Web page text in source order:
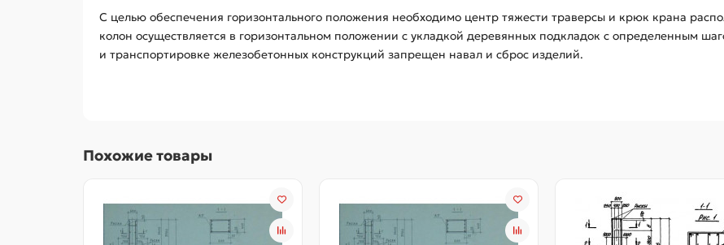
С целью обеспечения горизонтального положения необходимо центр тяжести траверсы и крюк крана
колон осуществляется в горизонтальном положении с укладкой деревянных подкладок с определенным
и транспортировке железобетонных конструкций запрещен навал и сброс изделий.
Похожие товары